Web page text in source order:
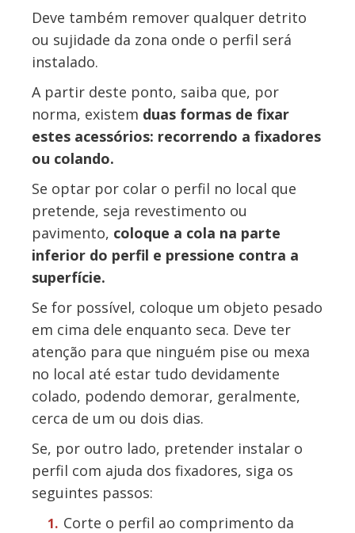
Deve também remover qualquer detrito
ou sujidade da zona onde o perfil será
instalado.
A partir deste ponto, saiba que, por
norma, existem duas formas de fixar
estes acessórios: recorrendo a fixadores
ou colando.
Se optar por colar o perfil no local que
pretende, seja revestimento ou
pavimento, coloque a cola na parte
inferior do perfil e pressione contra a
superfície.
Se for possível, coloque um objeto pesado
em cima dele enquanto seca. Deve ter
atenção para que ninguém pise ou mexa
no local até estar tudo devidamente
colado, podendo demorar, geralmente,
cerca de um ou dois dias.
Se, por outro lado, pretender instalar o
perfil com ajuda dos fixadores, siga os
seguintes passos:
Corte o perfil ao comprimento da